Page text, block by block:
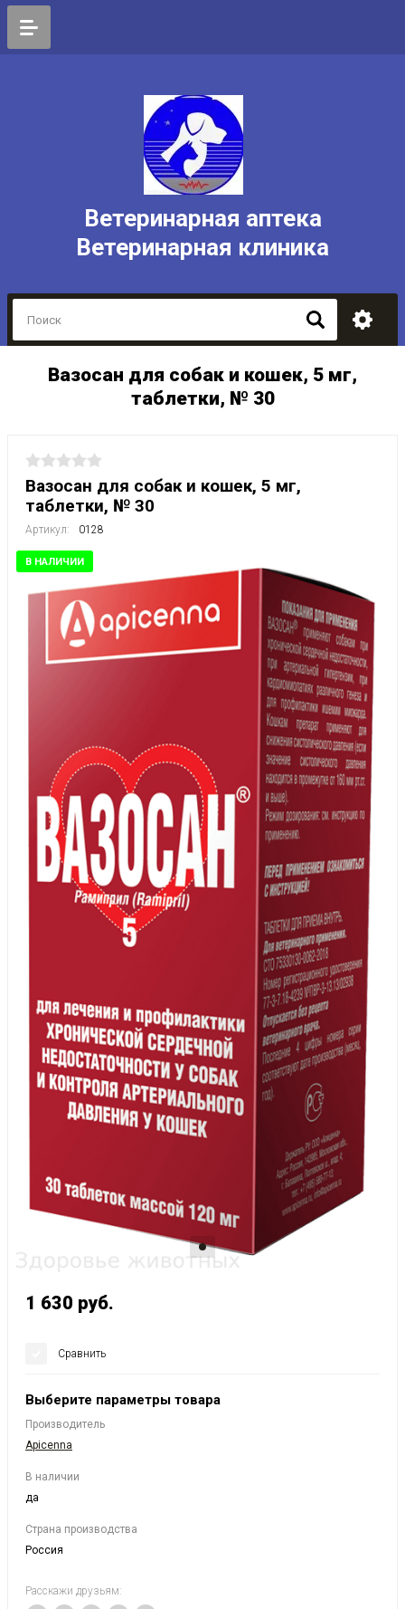
Ветеринарная аптека
Ветеринарная клиника
Вазосан для собак и кошек, 5 мг,
таблетки, № 30
Вазосан для собак и кошек, 5 мг,
таблетки, № 30
Артикул: 0128
В НАЛИЧИИ
1 630 руб.
Сравнить
Выберите параметры товара
Производитель
Apicenna
В наличии
да
Страна производства
Россия
Расскажи друзьям: